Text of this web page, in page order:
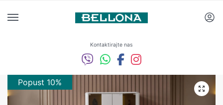
Kontaktirajte nas
Popust 10%